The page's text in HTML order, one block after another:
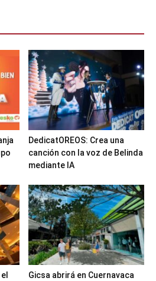
DedicatOREOS: Crea una
canción con la voz de Belinda
mediante IA
Gicsa abrirá en Cuernavaca